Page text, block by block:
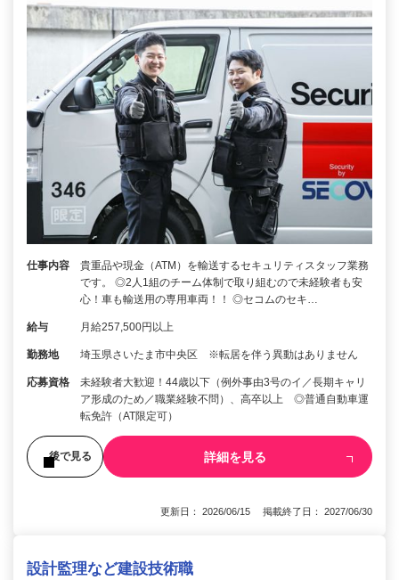
仕事内容
貴重品や現金（ATM）を輸送するセキュリティスタッフ業務
です。 ◎2人1組のチーム体制で取り組むので未経験者も安
心！車も輸送用の専用車両！！ ◎セコムのセキ…
給与 月給257,500円以上
勤務地 埼玉県さいたま市中央区 ※転居を伴う異動はありません
応募資格
未経験者大歓迎！44歳以下（例外事由3号のイ／長期キャリ
ア形成のため／職業経験不問）、高卒以上 ◎普通自動車運
転免許（AT限定可）
後で見る 詳細を見る
更新日： 2026/06/15 掲載終了日： 2027/06/30
設計監理など建設技術職